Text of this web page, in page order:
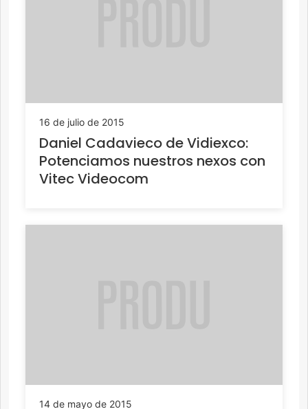
16 de julio de 2015
Daniel Cadavieco de Vidiexco:
Potenciamos nuestros nexos con
Vitec Videocom
14 de mayo de 2015